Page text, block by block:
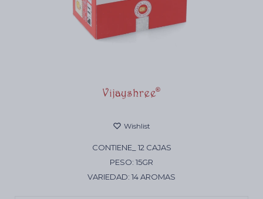
CONTIENE_ 12 CAJAS
PESO: 15GR
VARIEDAD: 14 AROMAS
Cartas de Tarot
Aromatizantes de ambientes